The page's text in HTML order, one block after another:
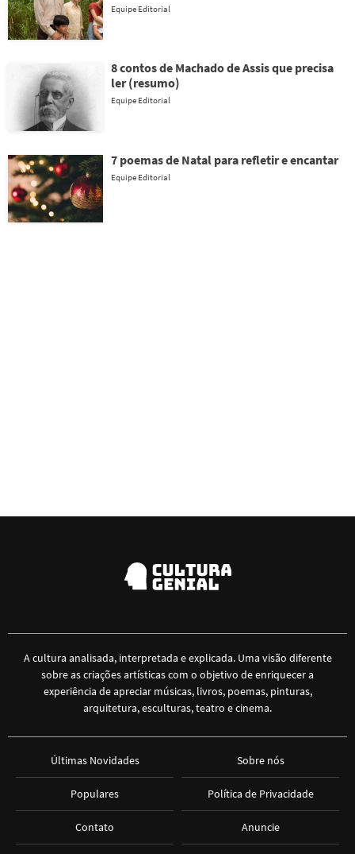
Equipe Editorial
8 contos de Machado de Assis que precisa
ler (resumo)
Equipe Editorial
7 poemas de Natal para refletir e encantar
Equipe Editorial
A cultura analisada, interpretada e explicada. Uma visão diferente
sobre as criações artísticas com o objetivo de enriquecer a
experiência de apreciar músicas, livros, poemas, pinturas,
arquitetura, esculturas, teatro e cinema.
Últimas Novidades
Populares
Contato
Sobre nós
Política de Privacidade
Anuncie